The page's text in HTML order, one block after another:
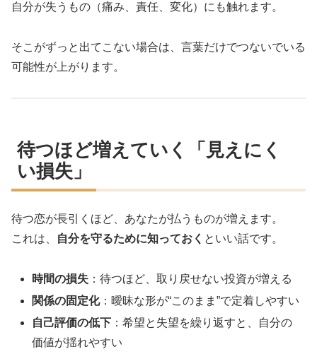
自分が失うもの（痛み、責任、変化）にも触れます。
そこがずっと出てこない場合は、言葉だけでつないでいる
可能性が上がります。
待つほど増えていく「見えにく
い損失」
待つ恋が長引くほど、あなたが払うものが増えます。
これは、
自分を守るために知っておく といい話です。
時間の損失 ：待つほど、取り戻せない投資が増える
関係の固定化：曖昧な形が“このまま”で定着しやすい
自己評価の低下 ：希望と失望を繰り返すと、自分の
価値が揺れやすい